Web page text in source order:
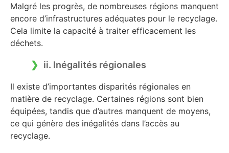
Malgré les progrès, de nombreuses régions manquent
encore d’infrastructures adéquates pour le recyclage.
Cela limite la capacité à traiter efficacement les
déchets.
ii. Inégalités régionales
Il existe d’importantes disparités régionales en
matière de recyclage. Certaines régions sont bien
équipées, tandis que d’autres manquent de moyens,
ce qui génère des inégalités dans l’accès au
recyclage.